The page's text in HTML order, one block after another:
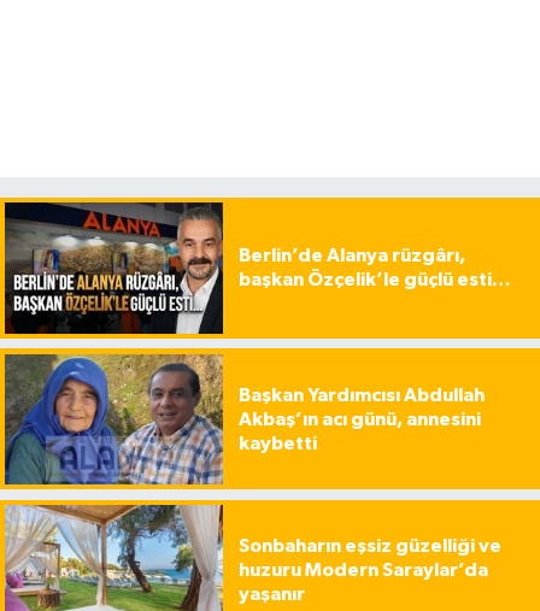
Berlin’de Alanya rüzgârı,
başkan Özçelik’le güçlü esti…
Başkan Yardımcısı Abdullah
Akbaş’ın acı günü, annesini
kaybetti
Sonbaharın eşsiz güzelliği ve
huzuru Modern Saraylar’da
yaşanır